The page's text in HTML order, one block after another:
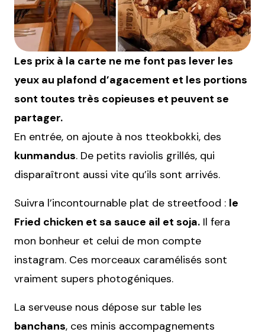
Les prix à la carte ne me font pas lever les
yeux au plafond d’agacement et les portions
sont toutes très copieuses et peuvent se
partager.
En entrée, on ajoute à nos tteokbokki, des
kunmandus. De petits raviolis grillés, qui
disparaîtront aussi vite qu’ils sont arrivés.
Suivra l’incontournable plat de streetfood : le
Fried chicken et sa sauce ail et soja. Il fera
mon bonheur et celui de mon compte
instagram. Ces morceaux caramélisés sont
vraiment supers photogéniques.
La serveuse nous dépose sur table les
banchans, ces minis accompagnements